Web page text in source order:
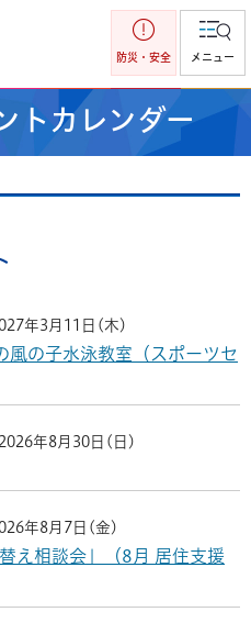
防災・安全 メニュー
トカレンダー
年3月11日(木)
風の子水泳教室（スポーツセ
年8月30日(日)
年8月7日(金)
え相談会」（8月 居住支援